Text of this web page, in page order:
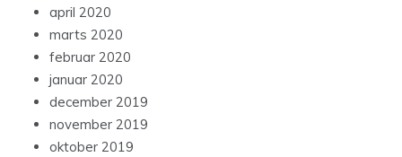
april 2020
marts 2020
februar 2020
januar 2020
december 2019
november 2019
oktober 2019